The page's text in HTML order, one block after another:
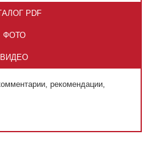
PDF
ФОТО
ВИДЕО
рекомендации,